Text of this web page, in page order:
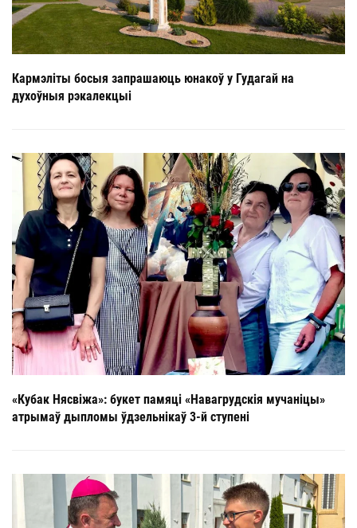
Кармэліты босыя запрашаюць юнакоў у Гудагай на
духоўныя рэкалекцыі
«Кубак Нясвіжа»: букет памяці «Навагрудскія мучаніцы»
атрымаў дыпломы ўдзельнікаў 3-й ступені